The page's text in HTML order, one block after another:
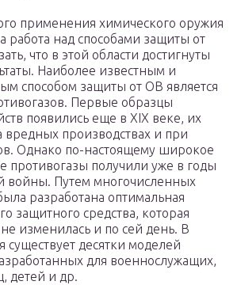
применения химического оружия
над способами защиты от
что в этой области достигнуты
Наиболее известным и
способом защиты от ОВ является
Первые образцы
появились еще в XIX веке, их
вредных производствах и при
Однако по-настоящему широкое
противогазы получили уже в годы
войны. Путем многочисленных
разработана оптимальная
защитного средства, которая
изменилась и по сей день. В
существует десятки моделей
для военнослужащих,
детей и др.